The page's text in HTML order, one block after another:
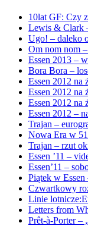
10lat GF: Czy
Lewis & Clark
Ugo! – daleko
Om nom nom
Essen 2013 –
Bora Bora –
Essen 2012 na
Essen 2012 na
Essen 2012 na
Essen 2012 –
Trajan –
Nowa Era w
Trajan – rzut
Essen ’11 –
Essen’11 –
Piątek w
Czwartkowy
Linie
Letters from
Prêt-à-Porter –